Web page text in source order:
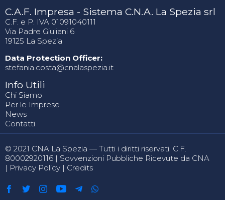
C.A.F. Impresa - Sistema C.N.A. La Spezia srl
C.F. e P. IVA 01091040111
Via Padre Giuliani 6
19125 La Spezia
Data Protection Officer:
stefania.costa@cnalaspezia.it
Info Utili
Chi Siamo
Per le Imprese
News
Contatti
© 2021 CNA La Spezia — Tutti i diritti riservati. C.F.
80002920116 | Sovvenzioni Pubbliche Ricevute da CNA
| Privacy Policy | Credits